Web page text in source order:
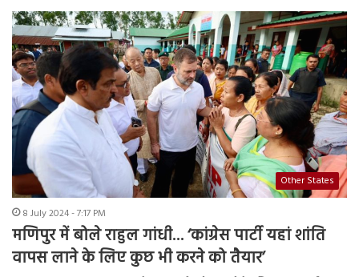
Other States
8 July 2024 - 7:17 PM
मणिपुर में बोले राहुल गांधी… ‘कांग्रेस पार्टी यहां शांति
वापस लाने के लिए कुछ भी करने को तैयार’